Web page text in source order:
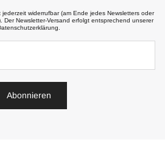
widerrufbar (am Ende jedes Newsletters oder
Der Newsletter-Versand erfolgt entsprechend unserer
Abonnieren